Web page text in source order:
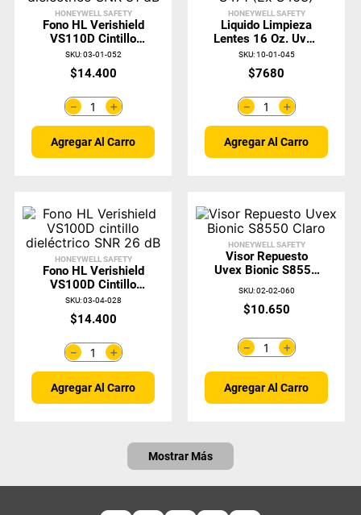
HONEYWELL SAFETY
Fono HL Verishield
VS110D Cintillo
Dieléctrico SNR 31
DB
SKU:03-01-052
$14.400
＋
－
Agregar Al Carro
HONEYWELL SAFETY
Liquido Limpieza
Lentes 16 Oz. Uvex
S471 (Ex S463)
SKU:10-01-045
$7680
＋
－
Agregar Al Carro
HONEYWELL SAFETY
Fono HL Verishield
VS100D Cintillo
Dieléctrico SNR 26
DB
SKU:03-04-028
$14.400
＋
－
Agregar Al Carro
HONEYWELL SAFETY
Visor Repuesto
Uvex Bionic S8550
SKU:02-02-060
$10.650
＋
－
Agregar Al Carro
Mostrar Más